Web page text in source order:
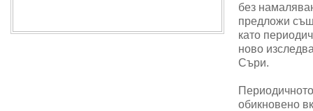
без
предложи
като
ново
Съри.
обикновено